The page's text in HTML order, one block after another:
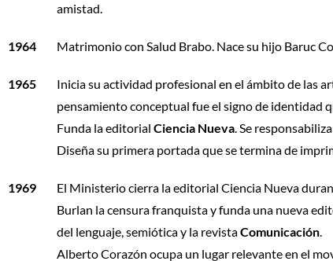
1964
1965
1969
amistad.
Matrimonio con Salud Brabo. Nace su hijo Baruc
Inicia su actividad profesional en el ámbito de las
pensamiento conceptual fue el signo de identidad
Funda la editorial Ciencia Nueva. Se
Diseña su primera portada que se termina de
El Ministerio cierra la editorial Ciencia Nueva
Burlan la censura franquista y funda una nueva
del lenguaje, semiótica y la revistaComunicación.
Alberto Corazón ocupa un lugar relevante en el